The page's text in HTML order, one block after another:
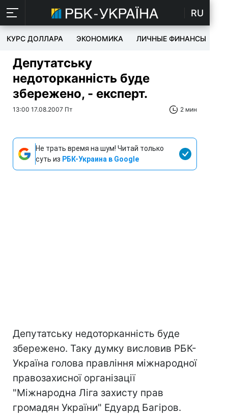
RU
КУРС ДОЛЛАРА ЭКОНОМИКА ЛИЧНЫЕ ФИНАНСЫ
Депутатську
недоторканність буде
збережено, - експерт.
13:00 17.08.2007 Пт 2 мин
Не трать время на шум! Читай только
суть из РБК-Украина в Google
Депутатську недоторканність буде
збережено. Таку думку висловив РБК-
Україна голова правління міжнародної
правозахисної організації
"Міжнародна Ліга захисту прав
громадян України" Едуард Багіров.